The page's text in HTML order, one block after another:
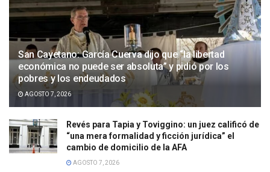
San Cayetano: García Cuerva dijo que “la libertad
económica no puede ser absoluta” y pidió por los
pobres y los endeudados
AGOSTO 7, 2026
Revés para Tapia y Toviggino: un juez calificó de
“una mera formalidad y ficción jurídica” el
cambio de domicilio de la AFA
AGOSTO 7, 2026